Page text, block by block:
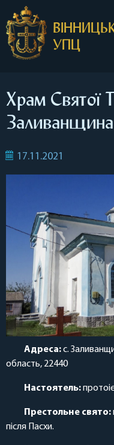
УПЦ
Храм Святої
17.11.2021
Адреса:с.
область, 22440
Настоятель:
Престольне свято:
після Пасхи.